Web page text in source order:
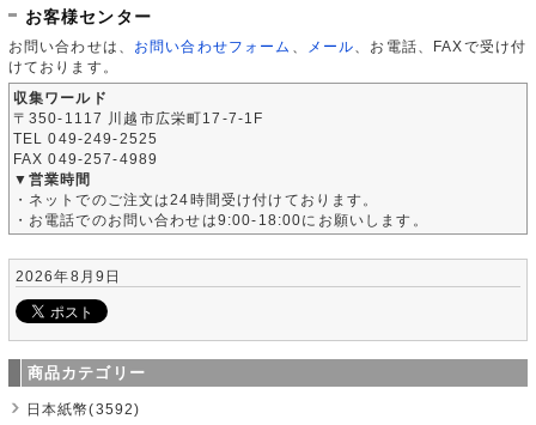
お客様センター
お問い合わせは、 お問い合わせフォーム メール 、お電話、FAXで受け付
けております。
収集ワールド
〒350-1117 川越市広栄町17-7-1F
TEL 049-249-2525
FAX 049-257-4989
▼営業時間
・ネットでのご注文は24時間受け付けております。
・お電話でのお問い合わせは9:00-18:00にお願いします。
2026年8月9日
商品カテゴリー
日本紙幣(3592)